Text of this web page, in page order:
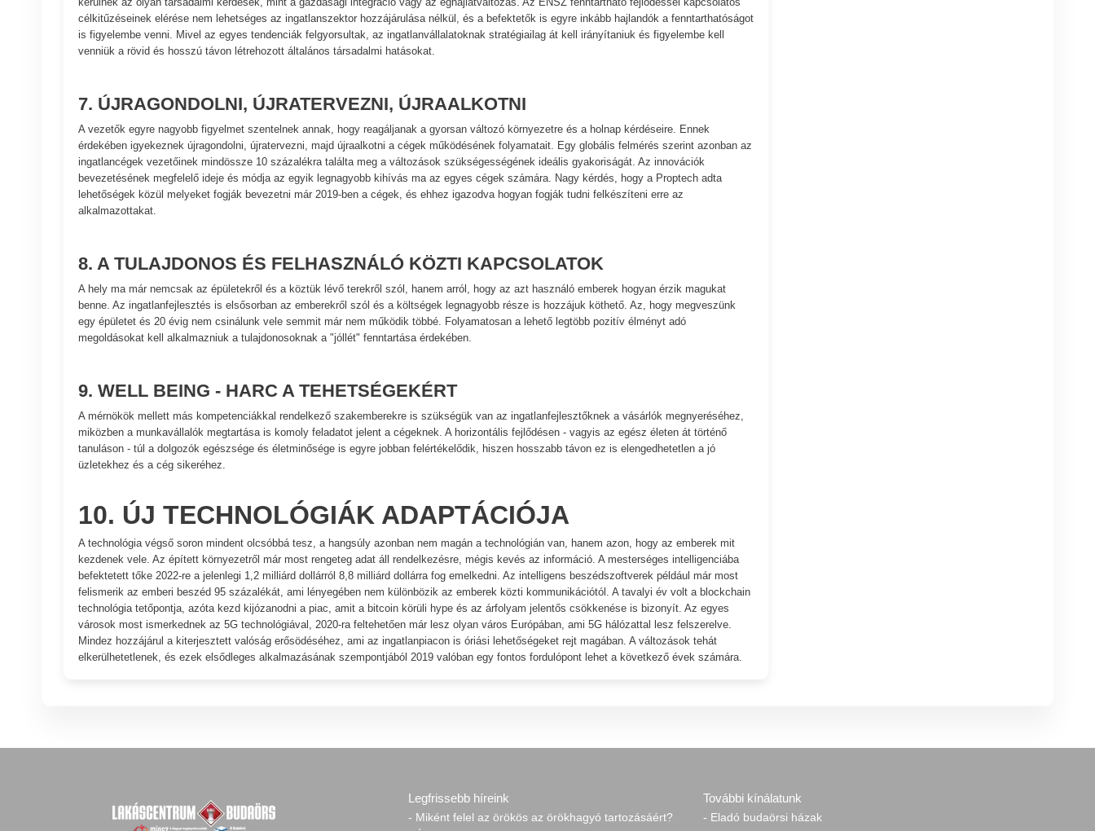
célkitűzéseinek elérése nem lehetséges az ingatlanszektor hozzájárulása nélkül, és a befektetők is egyre inkább hajlandók a fenntarthatóságot
is figyelembe venni. Mivel az egyes tendenciák felgyorsultak, az ingatlanvállalatoknak stratégiailag át kell irányítaniuk és figyelembe kell
venniük a rövid és hosszú távon létrehozott általános társadalmi hatásokat.
7. ÚJRAGONDOLNI, ÚJRATERVEZNI, ÚJRAALKOTNI
A vezetők egyre nagyobb figyelmet szentelnek annak, hogy reagáljanak a gyorsan változó környezetre és a holnap kérdéseire. Ennek
érdekében igyekeznek újragondolni, újratervezni, majd újraalkotni a cégek működésének folyamatait. Egy globális felmérés szerint azonban az
ingatlancégek vezetőinek mindössze 10 százalékra találta meg a változások szükségességének ideális gyakoriságát. Az innovációk
bevezetésének megfelelő ideje és módja az egyik legnagyobb kihívás ma az egyes cégek számára. Nagy kérdés, hogy a Proptech adta
lehetőségek közül melyeket fogják bevezetni már 2019-ben a cégek, és ehhez igazodva hogyan fogják tudni felkészíteni erre az
alkalmazottakat.
8. A TULAJDONOS ÉS FELHASZNÁLÓ KÖZTI KAPCSOLATOK
A hely ma már nemcsak az épületekről és a köztük lévő terekről szól, hanem arról, hogy az azt használó emberek hogyan érzik magukat
benne. Az ingatlanfejlesztés is elsősorban az emberekről szól és a költségek legnagyobb része is hozzájuk köthető. Az, hogy megveszünk
egy épületet és 20 évig nem csinálunk vele semmit már nem működik többé. Folyamatosan a lehető legtöbb pozitív élményt adó
megoldásokat kell alkalmazniuk a tulajdonosoknak a "jóllét" fenntartása érdekében.
9. WELL BEING - HARC A TEHETSÉGEKÉRT
A mérnökök mellett más kompetenciákkal rendelkező szakemberekre is szükségük van az ingatlanfejlesztőknek a vásárlók megnyeréséhez,
miközben a munkavállalók megtartása is komoly feladatot jelent a cégeknek. A horizontális fejlődésen - vagyis az egész életen át történő
tanuláson - túl a dolgozók egészsége és életminősége is egyre jobban felértékelődik, hiszen hosszabb távon ez is elengedhetetlen a jó
üzletekhez és a cég sikeréhez.
10. ÚJ TECHNOLÓGIÁK ADAPTÁCIÓJA
A technológia végső soron mindent olcsóbbá tesz, a hangsúly azonban nem magán a technológián van, hanem azon, hogy az emberek mit
kezdenek vele. Az épített környezetről már most rengeteg adat áll rendelkezésre, mégis kevés az információ. A mesterséges intelligenciába
befektetett tőke 2022-re a jelenlegi 1,2 milliárd dollárról 8,8 milliárd dollárra fog emelkedni. Az intelligens beszédszoftverek például már most
felismerik az emberi beszéd 95 százalékát, ami lényegében nem különbözik az emberek közti kommunikációtól. A tavalyi év volt a blockchain
technológia tetőpontja, azóta kezd kijózanodni a piac, amit a bitcoin körüli hype és az árfolyam jelentős csökkenése is bizonyít. Az egyes
városok most ismerkednek az 5G technológiával, 2020-ra feltehetően már lesz olyan város Európában, ami 5G hálózattal lesz felszerelve.
Mindez hozzájárul a kiterjesztett valóság erősödéséhez, ami az ingatlanpiacon is óriási lehetőségeket rejt magában. A változások tehát
elkerülhetetlenek, és ezek elsődleges alkalmazásának szempontjából 2019 valóban egy fontos fordulópont lehet a következő évek számára.
Legfrissebb híreink
- Miként felel az örökös az örökhagyó tartozásáért?
További kínálatunk
- Eladó budaörsi házak